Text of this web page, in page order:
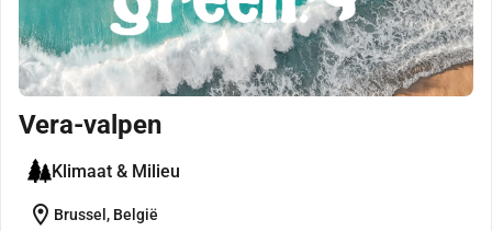
Vera-valpen
Klimaat & Milieu
location_on Brussel, België